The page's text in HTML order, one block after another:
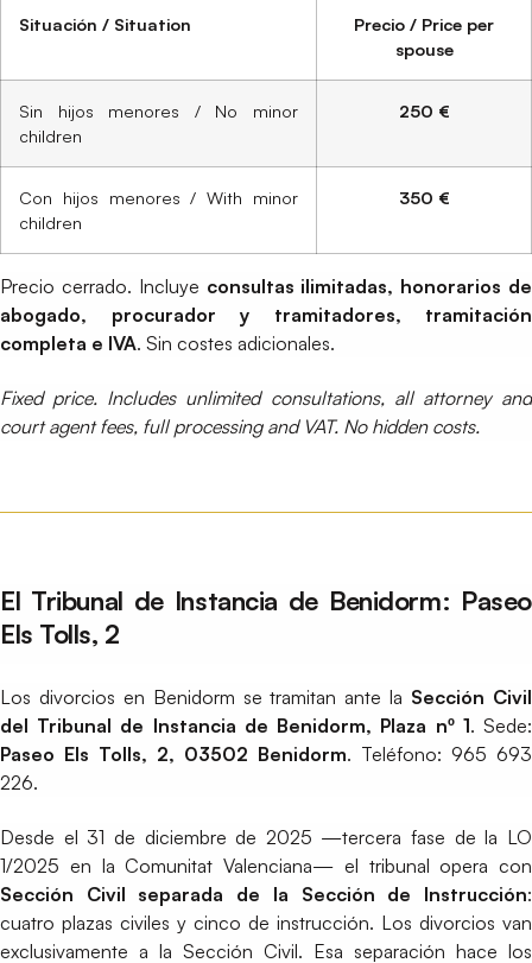
Situación / Situation
Precio / Price per
spouse
Sin hijos menores / No minor
children
250 €
Con hijos menores / With minor
children
350 €
Precio cerrado. Incluye consultas ilimitadas, honorarios de
abogado, procurador y tramitadores, tramitación
completa e IVA. Sin costes adicionales.
Fixed price. Includes unlimited consultations, all attorney and
court agent fees, full processing and VAT. No hidden costs.
El Tribunal de Instancia de Benidorm: Paseo
Els Tolls, 2
Los divorcios en Benidorm se tramitan ante la Sección Civil
del Tribunal de Instancia de Benidorm, Plaza nº 1. Sede:
Paseo Els Tolls, 2, 03502 Benidorm. Teléfono: 965 693
226.
Desde el 31 de diciembre de 2025 —tercera fase de la LO
1/2025 en la Comunitat Valenciana— el tribunal opera con
Sección Civil separada de la Sección de Instrucción:
cuatro plazas civiles y cinco de instrucción. Los divorcios van
exclusivamente a la Sección Civil. Esa separación hace los